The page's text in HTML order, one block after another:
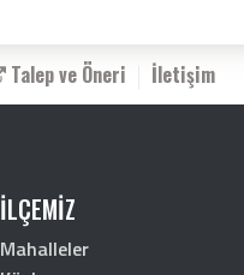
Talep ve Öneri İletişim
İLÇEMİZ
Mahalleler